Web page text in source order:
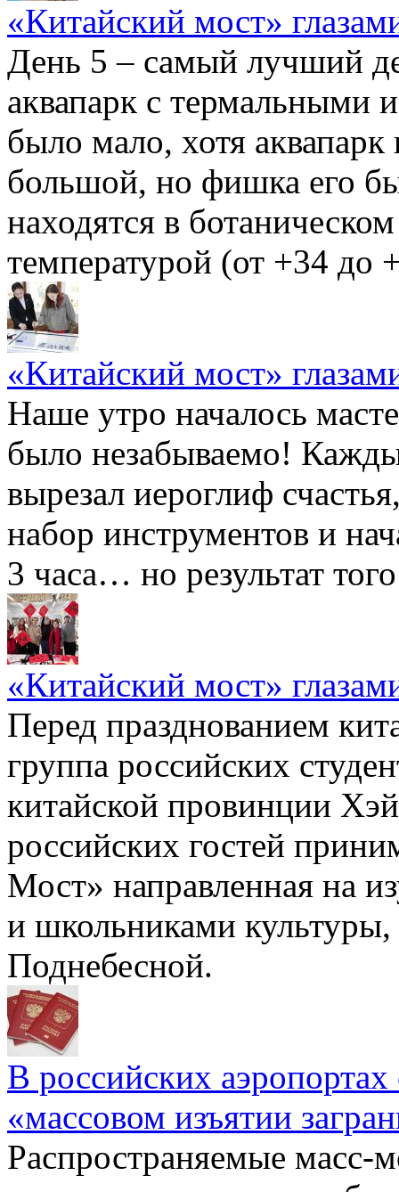
«Китайский мост»
День 5 – самый лучший
аквапарк с термальными
было мало, хотя
большой, но фишка его
находятся в
температурой (от +34 до
«Китайский мост»
Наше утро началось
было незабываемо!
вырезал иероглиф
набор инструментов и
3 часа… но результат
«Китайский мост»
Перед празднованием
группа российских
китайской провинции
российских гостей
Мост» направленная на
и школьниками
Поднебесной.
В российских
«массовом изъятии
Распространяемые масс-